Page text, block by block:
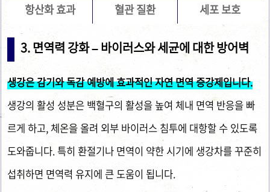
항산화 효과
혈관 질환 세포 보호
3. 면역력 강화 – 바이러스와 세균에 대한 방어벽
생강은 감기와 독감 예방에 효과적인 자연 면역 증강제입니다.
생강의 활성 성분은 백혈구의 활성을 높여 체내 면역 반응을 빠
르게 하고, 체온을 올려 외부 바이러스 침투에 대항할 수 있도록
도와줍니다. 특히 환절기나 면역이 약한 시기에 생강차를 꾸준히
섭취하면 면역력 유지에 큰 도움이 됩니다.